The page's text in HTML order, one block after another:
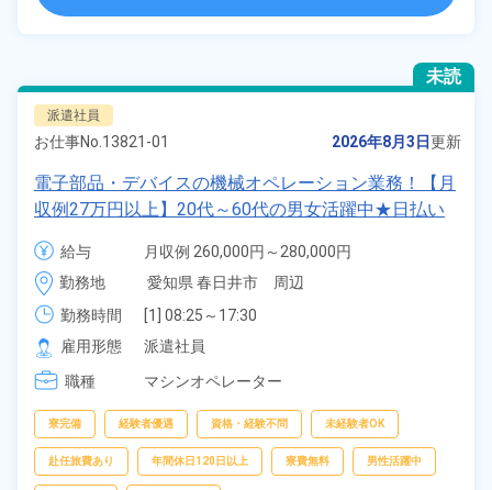
未読
派遣社員
お仕事No. 13821-01 2026年8月3日更新
電子部品・デバイスの機械オペレーション業務！【月
収例27万円以上】20代～60代の男女活躍中★日払い
あり！赴任旅費会社負担！マイカー通勤OK＆無料駐
車場あり◎1食300円～格安社員食堂利用可！≪愛知
県春日井市≫
給与
月収例 260,000円～280,000円
時給 1,450円～1,450円
勤務地
愛知県 春日井市　周辺
勤務時間
[1] 08:25～17:30
[2] 20:25～05:30
[3] 11:25～20:30
[4] 12:25～21:30
雇用形態
派遣社員
職種
マシンオペレーター
寮完備 経験者優遇 資格・経験不問 未経験者OK
赴任旅費あり 年間休日120日以上 寮費無料 男性活躍中